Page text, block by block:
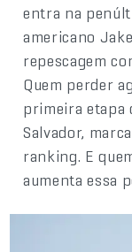
entra na
americano
repescagem
Quem perder
primeira etapa
Salvador,
ranking. E
aumenta essa